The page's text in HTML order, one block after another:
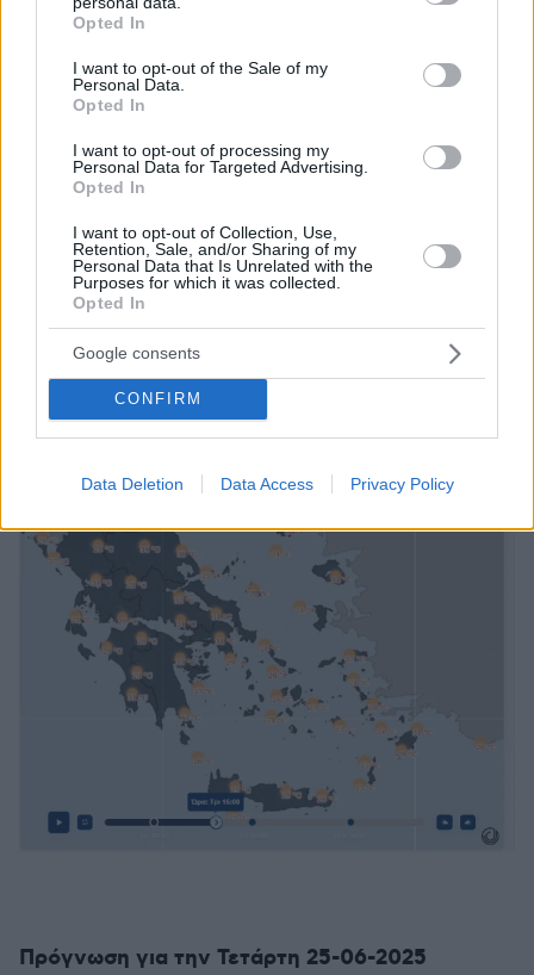
grant or deny consent to Google and its third-party tags to
use your data for below specified purposes in below Google
consent section.
Opted In
I want to opt-out of the Sale of my
Personal Data.
Opted In
I want to opt-out of processing my
Personal Data for Targeted Advertising.
Opted In
I want to opt-out of Collection, Use,
Retention, Sale, and/or Sharing of my
Personal Data that Is Unrelated with the
Purposes for which it was collected.
Opted In
Google consents
CONFIRM
Data Deletion Data Access Privacy Policy
Γενικά αίθριος καιρός σε όλη τη χώρα. Οι
άνεμοι θα πνέουν από βόρειες διευθύνσεις 3
με 5 και τοπικά στο Αιγαίο 6 μποφόρ.
Η θερμοκρασία θα σημειώσει άνοδο. Θα
ανατολικό Αιγαίο και τη νότια Κρήτη τους 34 με
35 βαθμούς, στα ανατολικά ηπειρωτικά τους 36
με 37 και στην υπόλοιπη νησιωτική χώρα τους
30 με 33 βαθμούς Κελσίου.
Πρόγνωση για την Τετάρτη 25-06-2025